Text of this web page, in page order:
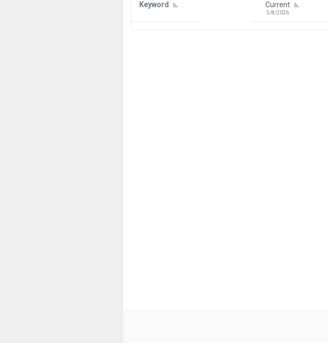
Keyword Current
5/8/2026